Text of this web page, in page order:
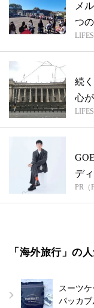
メ
つ
続
心
デ
PR（
「海外旅行」の
スーツ
パッカ